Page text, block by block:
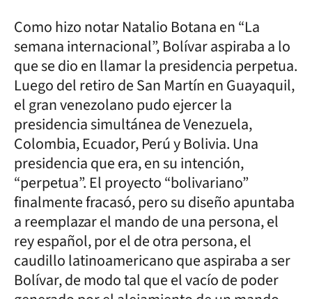
Como hizo notar Natalio Botana en “La
semana internacional”, Bolívar aspiraba a lo
que se dio en llamar la presidencia perpetua.
Luego del retiro de San Martín en Guayaquil,
el gran venezolano pudo ejercer la
presidencia simultánea de Venezuela,
Colombia, Ecuador, Perú y Bolivia. Una
presidencia que era, en su intención,
“perpetua”. El proyecto “bolivariano”
finalmente fracasó, pero su diseño apuntaba
a reemplazar el mando de una persona, el
rey español, por el de otra persona, el
caudillo latinoamericano que aspiraba a ser
Bolívar, de modo tal que el vacío de poder